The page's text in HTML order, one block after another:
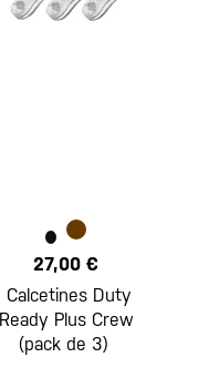
27,00 €
Calcetines Duty
Ready Plus Crew
(pack de 3)